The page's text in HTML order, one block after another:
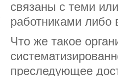
связаны с теми
работниками либо
Что же такое
преследующее